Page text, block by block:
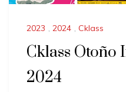
2023 , 2024 , Cklass
Cklass Otoño
2024